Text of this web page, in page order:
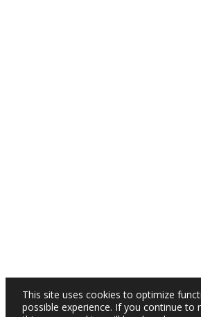
This site uses cookies to optimize
possible experience. If you continue to